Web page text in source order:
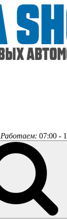
Работаем: 07:00 -